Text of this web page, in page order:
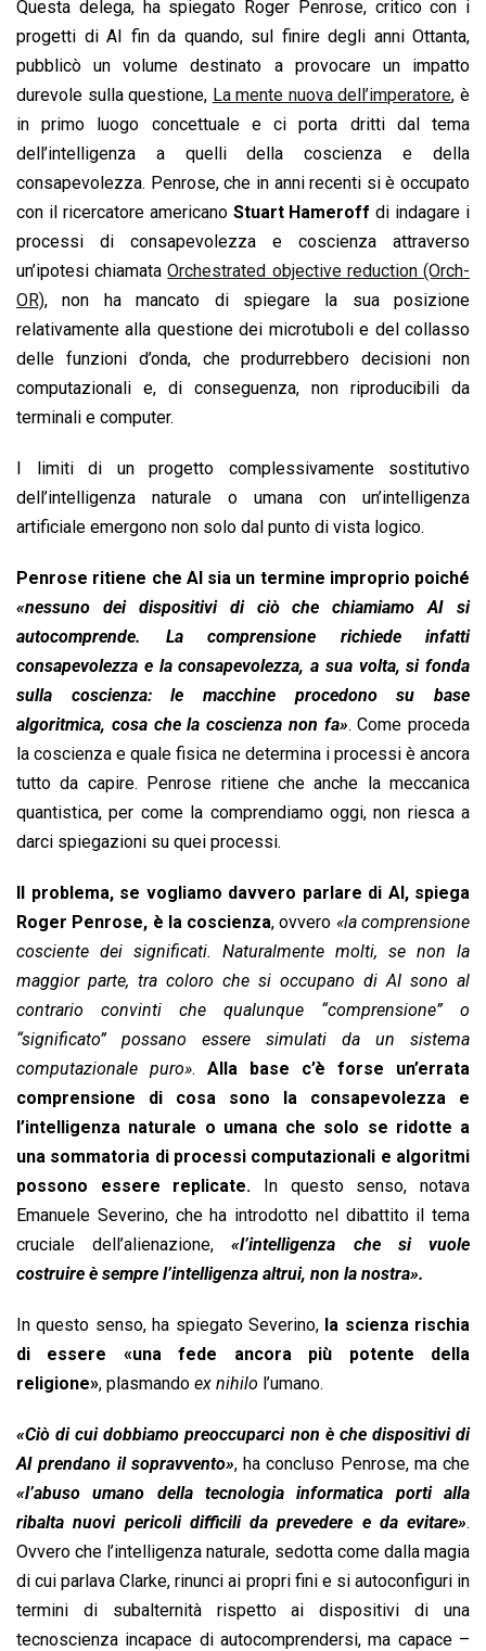
Questa delega, ha spiegato Roger Penrose, critico con i
progetti di AI fin da quando, sul finire degli anni Ottanta,
pubblicò un volume destinato a provocare un impatto
durevole sulla questione, La mente nuova dell’imperatore, è
in primo luogo concettuale e ci porta dritti dal tema
dell’intelligenza a quelli della coscienza e della
consapevolezza. Penrose, che in anni recenti si è occupato
con il ricercatore americano Stuart Hameroff di indagare i
processi di consapevolezza e coscienza attraverso
un’ipotesi chiamataOrchestrated objective reduction (Orch-
OR), non ha mancato di spiegare la sua posizione
relativamente alla questione dei microtuboli e del collasso
delle funzioni d’onda, che produrrebbero decisioni non
computazionali e, di conseguenza, non riproducibili da
terminali e computer.
I limiti di un progetto complessivamente sostitutivo
dell’intelligenza naturale o umana con un’intelligenza
artificiale emergono non solo dal punto di vista logico.
Penrose ritiene che AI sia un termine improprio poiché
«nessuno dei dispositivi di ciò che chiamiamo AI si
autocomprende. La comprensione richiede infatti
consapevolezza e la consapevolezza, a sua volta, si fonda
sulla coscienza: le macchine procedono su base
algoritmica, cosa che la coscienza non fa». Come proceda
la coscienza e quale fisica ne determina i processi è ancora
tutto da capire. Penrose ritiene che anche la meccanica
quantistica, per come la comprendiamo oggi, non riesca a
darci spiegazioni su quei processi.
Il problema, se vogliamo davvero parlare di AI, spiega
Roger Penrose, è la coscienza, ovvero «la comprensione
cosciente dei significati. Naturalmente molti, se non la
maggior parte, tra coloro che si occupano di AI sono al
contrario convinti che qualunque “comprensione” o
“significato” possano essere simulati da un sistema
computazionale puro». Alla base c’è forse un’errata
comprensione di cosa sono la consapevolezza e
l’intelligenza naturale o umana che solo se ridotte a
una sommatoria di processi computazionali e algoritmi
possono essere replicate. In questo senso, notava
Emanuele Severino, che ha introdotto nel dibattito il tema
cruciale dell’alienazione,«l’intelligenza che si vuole
costruire è sempre l’intelligenza altrui, non la nostra».
In questo senso, ha spiegato Severino, la scienza rischia
di essere «una fede ancora più potente della
religione», plasmando ex nihilo l’umano.
«Ciò di cui dobbiamo preoccuparci non è che dispositivi di
AI prendano il sopravvento», ha concluso Penrose, ma che
«l’abuso umano della tecnologia informatica porti alla
ribalta nuovi pericoli difficili da prevedere e da evitare».
Ovvero che l’intelligenza naturale, sedotta come dalla magia
di cui parlava Clarke, rinunci ai propri fini e si autoconfiguri in
termini di subalternità rispetto ai dispositivi di una
tecnoscienza incapace di autocomprendersi, ma capace –